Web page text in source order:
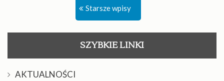
Starsze wpisy
SZYBKIE LINKI
AKTUALNOŚCI